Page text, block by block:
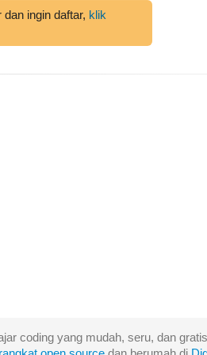
ingin daftar, klik
coding yang mudah, seru, dan